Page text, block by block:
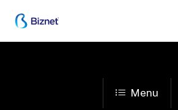
main
Menu